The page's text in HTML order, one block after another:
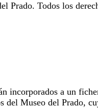
Prado. Todos los
incorporados a un
del Museo del Prado,